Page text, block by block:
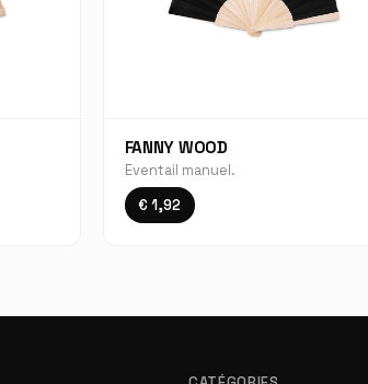
FANNY WOOD
Eventail manuel.
€ 1,92